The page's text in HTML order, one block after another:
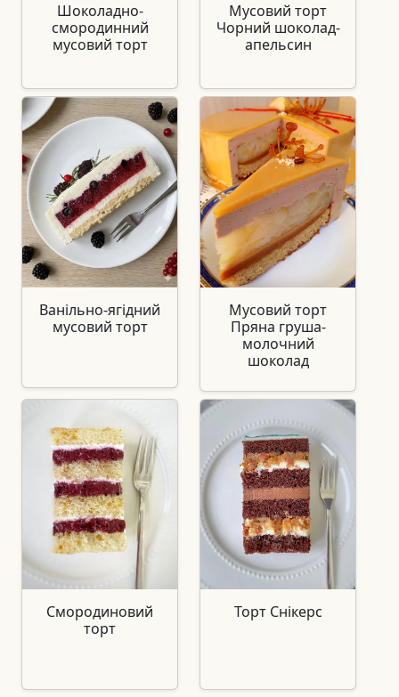
Шоколадно-
смородинний
мусовий торт
Мусовий торт
Чорний шоколад-
апельсин
Ванільно-ягідний
мусовий торт
Мусовий торт
Пряна груша-
молочний
шоколад
Смородиновий
торт
Торт Снікерс